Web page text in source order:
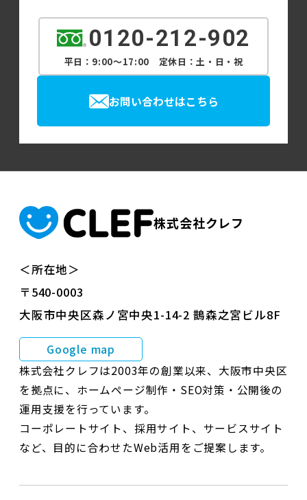
0120-212-902
平日：9:00～17:00 定休日：土・日・祝
お問い合わせはこちら
株式会社クレフ
＜所在地＞
〒540-0003
大阪市中央区森ノ宮中央1-14-2 鵲森之宮ビル8F
Google map
株式会社クレフは2003年の創業以来、大阪市中央区
を拠点に、ホームページ制作・SEO対策・公開後の
運用支援を行っています。
コーポレートサイト、採用サイト、サービスサイト
など、目的に合わせたWeb活用をご提案します。